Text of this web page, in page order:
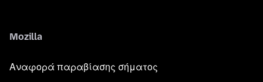
Mozilla
Αναφορά παραβίασης σήματος